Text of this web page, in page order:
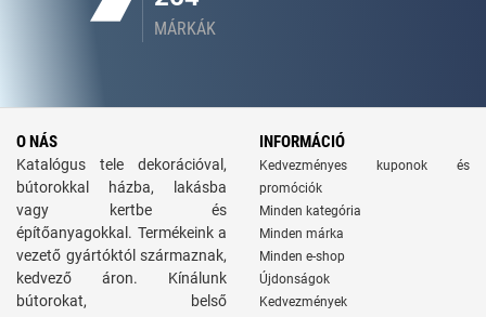
MÁRKÁK
O NÁS
Katalógus tele dekorációval,
bútorokkal házba, lakásba
vagy kertbe és
építőanyagokkal. Termékeink a
vezető gyártóktól származnak,
kedvező áron. Kínálunk
bútorokat, belső
INFORMÁCIÓ
Kedvezményes kuponok és
promóciók
Minden kategória
Minden márka
Minden e-shop
Újdonságok
Kedvezmények